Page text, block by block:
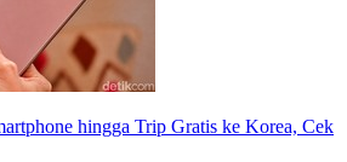
hingga Trip Gratis ke Korea, Cek